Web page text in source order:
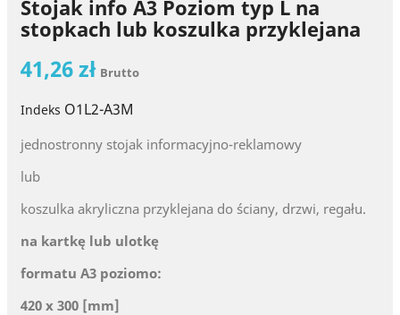
Stojak info A3 Poziom typ L na
stopkach lub koszulka przyklejana
41,26 zł Brutto
Indeks O1L2-A3M
jednostronny stojak informacyjno-reklamowy
lub
koszulka akryliczna przyklejana do ściany, drzwi, regału.
na kartkę lub ulotkę
formatu A3 poziomo:
420 x 300 [mm]